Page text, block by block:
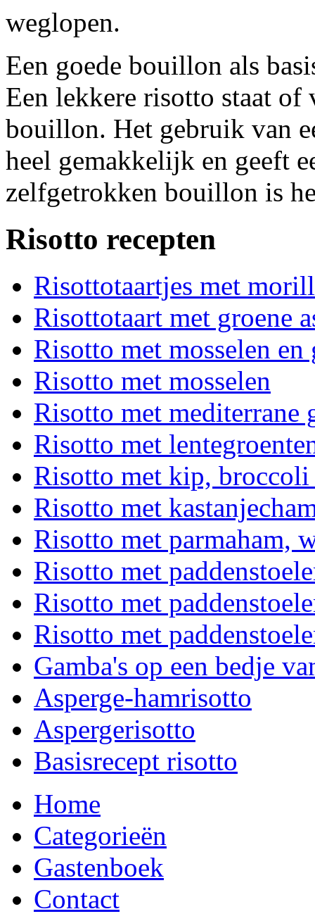
weglopen.
Een goede bouillon als
Een lekkere risotto staat
bouillon. Het gebruik van
heel gemakkelijk en geeft
zelfgetrokken bouillon is
Risotto recepten
Risottotaartjes met
Risottotaart met groene
Risotto met mosselen en
Risotto met mosselen
Risotto met mediterrane
Risotto met
Risotto met kip, broccoli
Risotto met
Risotto met parmaham,
Risotto met
Risotto met
Risotto met
Gamba's op een bedje
Asperge-hamrisotto
Aspergerisotto
Basisrecept risotto
Home
Categorieën
Gastenboek
Contact